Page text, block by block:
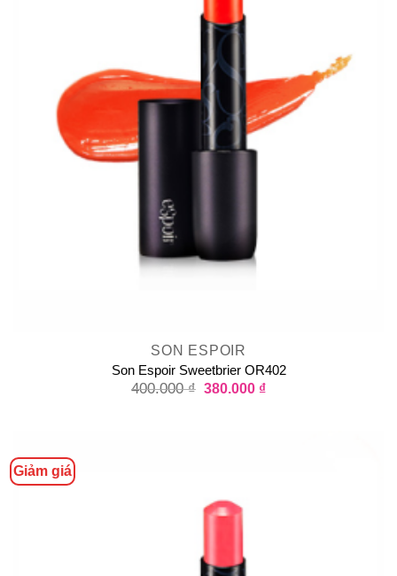
SON ESPOIR
Son Espoir Sweetbrier OR402
400.000₫ 380.000 ₫
Giảm giá